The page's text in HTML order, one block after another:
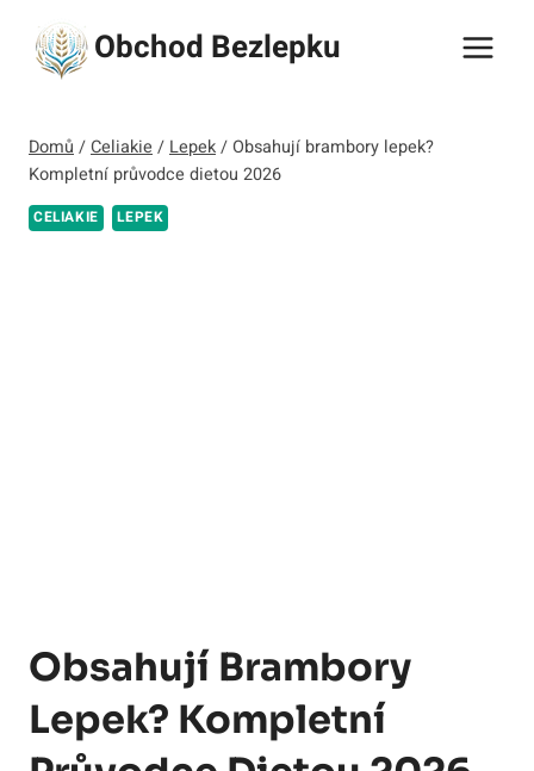
obsah
Obchod Bezlepku
Domů /Celiakie / Lepek/Obsahují brambory lepek?
Kompletní průvodce dietou 2026
CELIAKIE LEPEK
Obsahují Brambory
Lepek? Kompletní